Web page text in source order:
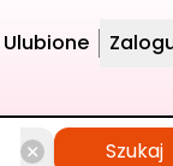
Ulubione
Szukaj